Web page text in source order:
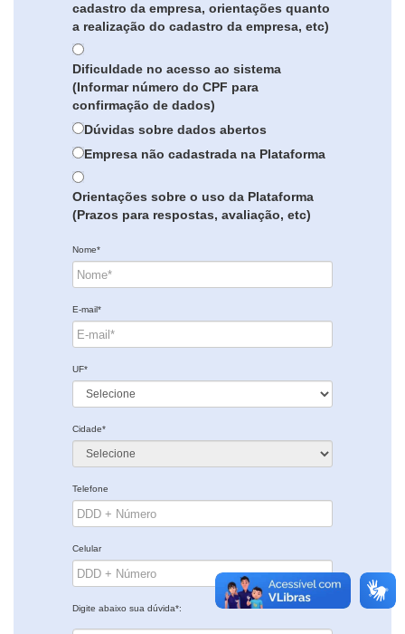
cadastro da empresa, orientações quanto
a realização do cadastro da empresa, etc)
Dificuldade no acesso ao sistema
(Informar número do CPF para
confirmação de dados)
Dúvidas sobre dados abertos
Empresa não cadastrada na Plataforma
Orientações sobre o uso da Plataforma
(Prazos para respostas, avaliação, etc)
Nome*
E-mail*
UF*
Cidade*
Telefone
Celular
Digite abaixo sua dúvida*: